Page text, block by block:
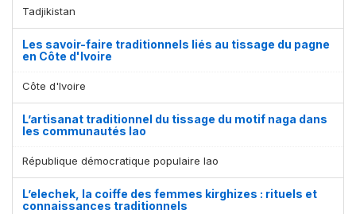
Tadjikistan
Les savoir-faire traditionnels liés au tissage du pagne
en Côte d'Ivoire
Côte d'Ivoire
L’artisanat traditionnel du tissage du motif naga dans
les communautés lao
République démocratique populaire lao
L’elechek, la coiffe des femmes kirghizes : rituels et
connaissances traditionnels